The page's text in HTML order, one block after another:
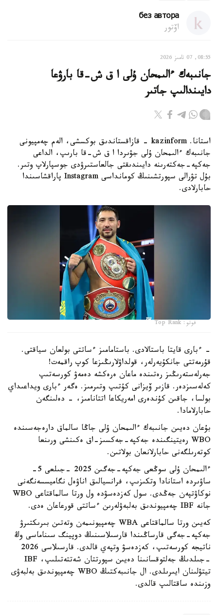
без автора
اۆتور
08:55, 07 تامىز 2026
جانىبەك ءالىمحان ۇلى ا ق ش-قا بارۋعا
دايىندالىپ جاتىر
استانا. kazinform - قازاقستاندىق بوكسشى، الەم چەمپيونى
جانىبەك ءالىمحان ۇلى جۋىردا ا ق ش-قا بارىپ، الداعى
جەكپە-جەكتەرىنە دايىندىقتى جالعاستىرۋدى جوسپارلاپ وتىر.
بۇل تۋرالى سپورتشىنىڭ كومانداسى Instagram پاراقشاسىندا
حابارلادى.
فوتو: Top Rank
- ءبارى قايتا باستالادى. باستامامىز ءساتتى بولعان سياقتى.
قۇرمەتتى جانكۇيەرلەر، قولداۋلارىڭىزعا كوپ راقمەت!
جەرلەستەرىڭىز رەتىندە ماعان ەرەكشە دەمەۋ كورسەتىپ
كەلەسىزدەر. قازىر ۆيزانى كۇتىپ وتىرمىز. ەگەر ءبارى ويداعىداي
بولسا، جاقىن كۇندەرى امەريكاعا اتتانامىز، - دەلىنگەن
حابارلامادا.
بۇعان دەيىن جانىبەك ءالىمحان ۇلى جاڭا سالماق دارەجەسىندە
WBO رەيتينگىندە جەكپە-جەكسىز-اق ەكىنشى ورىنعا
كوتەرىلگەنى حابارلانعان بولاتىن.
ءالىمحان ۇلى سوڭعى جەكپە-جەگىن 2025 -جىلعى 5-
ساۋىردە استانادا وتكىزىپ، فرانسيالىق اناۋەل نگاميسسەنگەنى
نوكاۋتپەن جەڭدى. سول كەزدەسۋدە ول ورتا سالماقتاعى WBO
جانە IBF چەمپيوندىق بەلبەۋلەرىن ءساتتى قورعاعان ەدى.
كەيىن ورتا سالماقتاعى WBA چەمپيونىمەن وتەتىن بىرىكتىرۋ
جەكپە-جەگى قارساڭىندا قارسىلاسىنىڭ دوپينگ سىناماسى وڭ
ناتيجە كورسەتىپ، كەزدەسۋ وتپەي قالدى. قارسىلاسى 2026
-جىلدىڭ جەلتوقسانىنا دەيىن سپورتتان شەتتەتىلىپ، IBF
تيتۋلىنان ايىرىلدى. ال جانىبەكتىڭ WBO چەمپيوندىق بەلبەۋى
وزىندە ساقتالىپ قالدى.